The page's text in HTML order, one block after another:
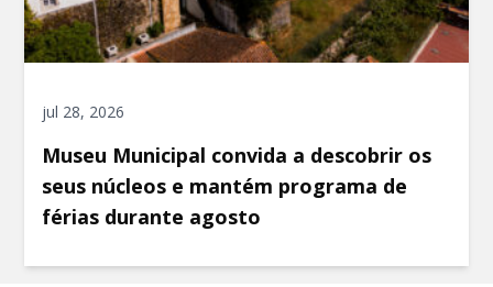
jul 28, 2026
Museu Municipal convida a descobrir os
seus núcleos e mantém programa de
férias durante agosto